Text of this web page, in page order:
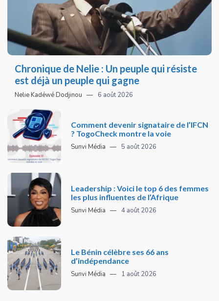
Chronique de Nelie : Un peuple qui résiste
est déjà un peuple qui gagne
Nelie Kadéwé Dodjinou 6 août 2026
Comment devenir signataire de l’IFCN
? TogoCheck montre la voie
Sunvi Média 5 août 2026
Leadership : Voici le top 6 des femmes
les plus influentes de l’Afrique
Sunvi Média 4 août 2026
Le Bénin célèbre ses 66 ans
d’indépendance
Sunvi Média 1 août 2026